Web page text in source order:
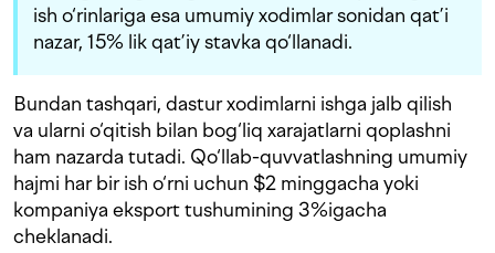
ish o‘rinlariga esa umumiy xodimlar sonidan qat’i
nazar, 15% lik qat’iy stavka qo‘llanadi.
Bundan tashqari, dastur xodimlarni ishga jalb qilish
va ularni o‘qitish bilan bog‘liq xarajatlarni qoplashni
ham nazarda tutadi. Qo‘llab-quvvatlashning umumiy
hajmi har bir ish o‘rni uchun $2 minggacha yoki
kompaniya eksport tushumining 3%igacha
cheklanadi.